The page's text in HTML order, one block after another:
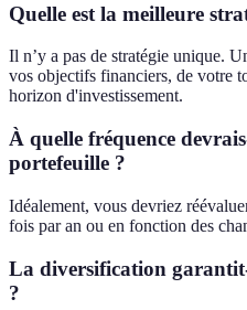
Quelle est la meilleure
Il n’y a pas de stratégie unique.
vos objectifs financiers, de votre
horizon d'investissement.
À quelle fréquence
portefeuille ?
Idéalement, vous devriez
fois par an ou en fonction des
La diversification
?